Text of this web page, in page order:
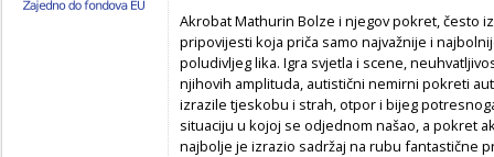
Akrobat Mathurin Bolze i njegov pokret, često
pripovijesti koja priča samo najvažnije i
poludivljeg lika. Igra svjetla i scene,
njihovih amplituda, autistični nemirni pokreti
izrazile tjeskobu i strah, otpor i bijeg
situaciju u kojoj se odjednom našao, a pokret
najbolje je izrazio sadržaj na rubu fantastične